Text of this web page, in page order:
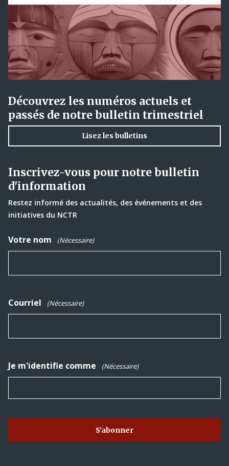
Découvrez les numéros actuels et
passés de notre bulletin trimestriel
Lisez les bulletins
Inscrivez-vous pour notre bulletin
d'information
Restez informé des actualités, des événements et des
initiatives du NCTR
Votre nom (Nécessaire)
Courriel (Nécessaire)
Je m'identifie comme (Nécessaire)